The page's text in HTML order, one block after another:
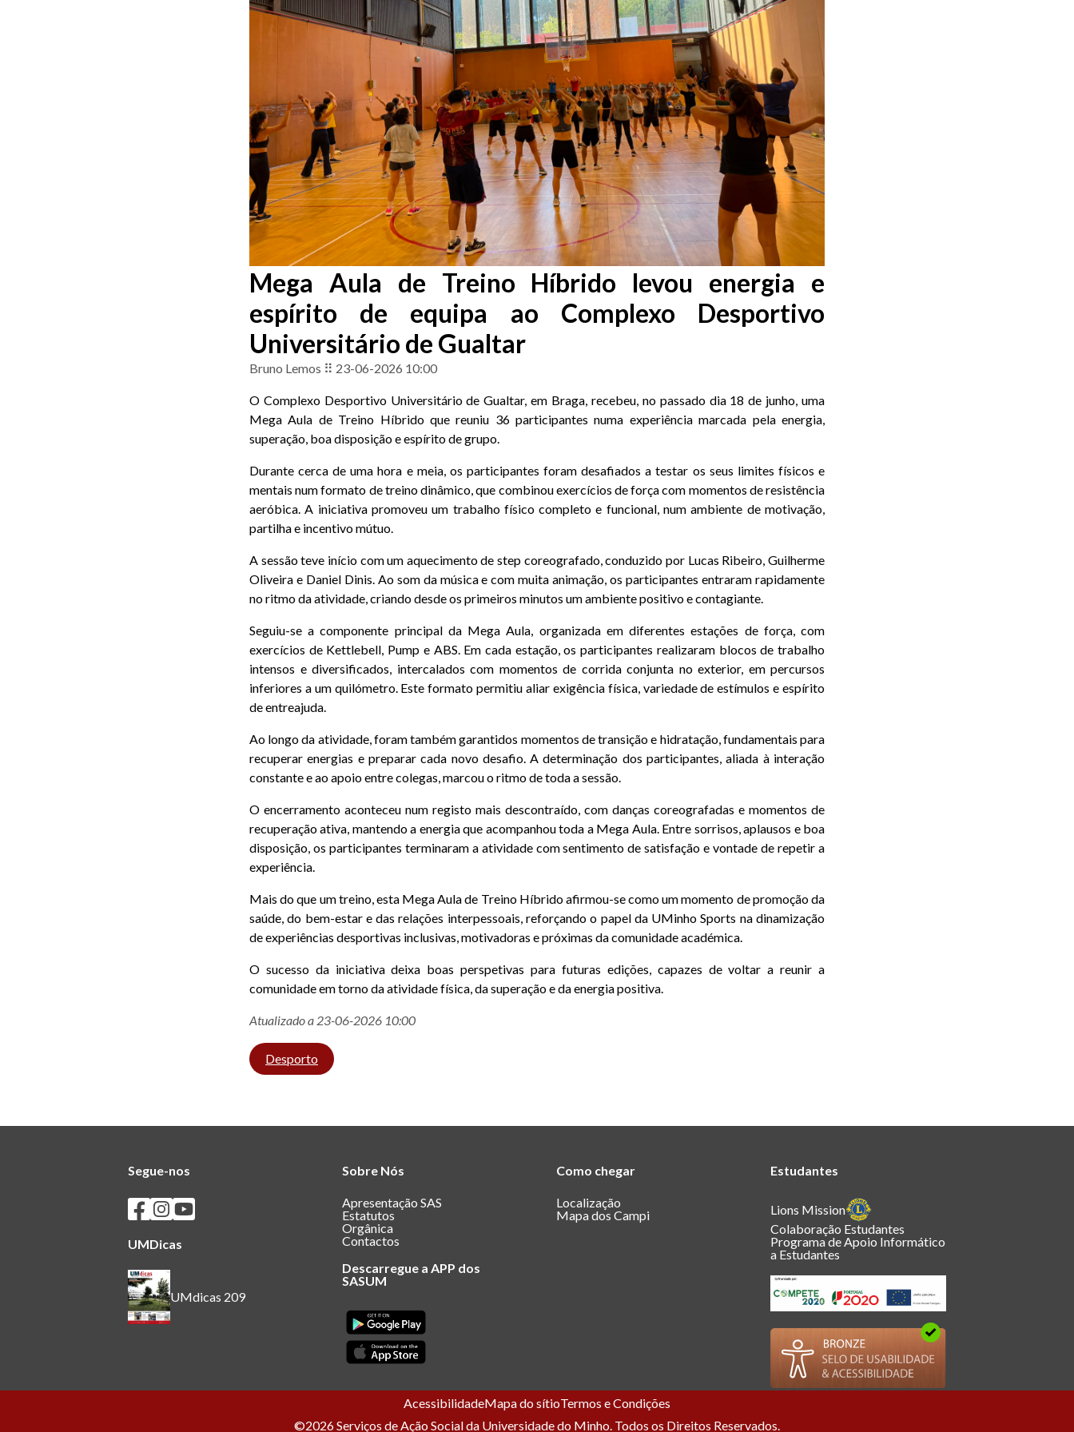
Mega Aula de Treino Híbrido levou energia e
espírito de equipa ao Complexo Desportivo
Universitário de Gualtar
Bruno Lemos ⠿ 23-06-2026 10:00
O Complexo Desportivo Universitário de Gualtar, em Braga, recebeu, no passado dia 18 de junho, uma
Mega Aula de Treino Híbrido que reuniu 36 participantes numa experiência marcada pela energia,
superação, boa disposição e espírito de grupo.
Durante cerca de uma hora e meia, os participantes foram desafiados a testar os seus limites físicos e
mentais num formato de treino dinâmico, que combinou exercícios de força com momentos de resistência
aeróbica. A iniciativa promoveu um trabalho físico completo e funcional, num ambiente de motivação,
partilha e incentivo mútuo.
A sessão teve início com um aquecimento de step coreografado, conduzido por Lucas Ribeiro, Guilherme
Oliveira e Daniel Dinis. Ao som da música e com muita animação, os participantes entraram rapidamente
no ritmo da atividade, criando desde os primeiros minutos um ambiente positivo e contagiante.
Seguiu-se a componente principal da Mega Aula, organizada em diferentes estações de força, com
exercícios de Kettlebell, Pump e ABS. Em cada estação, os participantes realizaram blocos de trabalho
intensos e diversificados, intercalados com momentos de corrida conjunta no exterior, em percursos
inferiores a um quilómetro. Este formato permitiu aliar exigência física, variedade de estímulos e espírito
de entreajuda.
Ao longo da atividade, foram também garantidos momentos de transição e hidratação, fundamentais para
recuperar energias e preparar cada novo desafio. A determinação dos participantes, aliada à interação
constante e ao apoio entre colegas, marcou o ritmo de toda a sessão.
O encerramento aconteceu num registo mais descontraído, com danças coreografadas e momentos de
recuperação ativa, mantendo a energia que acompanhou toda a Mega Aula. Entre sorrisos, aplausos e boa
disposição, os participantes terminaram a atividade com sentimento de satisfação e vontade de repetir a
experiência.
Mais do que um treino, esta Mega Aula de Treino Híbrido afirmou-se como um momento de promoção da
saúde, do bem-estar e das relações interpessoais, reforçando o papel da UMinho Sports na dinamização
de experiências desportivas inclusivas, motivadoras e próximas da comunidade académica.
O sucesso da iniciativa deixa boas perspetivas para futuras edições, capazes de voltar a reunir a
comunidade em torno da atividade física, da superação e da energia positiva.
Atualizado a 23-06-2026 10:00
Desporto
Segue-nos
Seguir os SASUM no Facebook
Seguir os SASUM no Instagram
Seguir os SASUM no Youtube
UMDicas
UMdicas 209
Sobre Nós
Apresentação SAS
Estatutos
Orgânica
Contactos
Descarregue a APP dos
SASUM
Como chegar
Localização
Mapa dos Campi
Estudantes
Lions Mission
Colaboração Estudantes
Programa de Apoio Informático
a Estudantes
AcessibilidadeMapa do sítioTermos e Condições
©2026 Serviços de Ação Social da Universidade do Minho. Todos os Direitos Reservados.